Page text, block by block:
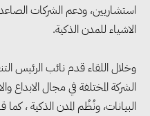
استشاريين، ودعم الشركات
الاشياء للمدن الذكية.
وخلال اللقاء قدم نائب الرئيس
الشركة المختلفة في مجال الابداع
البيانات، ونُظُم المدن الذكية ، كما